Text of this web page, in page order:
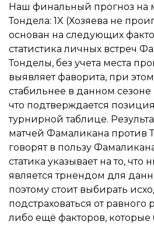
Наш финальный прогноз на
Тондела: 1X (Хозяева не
основан на следующих
статистика личных встреч
Тонделы, без учета места
выявляет фаворита, при
стабильнее в данном
что подтверждается
турнирной таблице.
матчей Фамаликана против
говорят в пользу
статика указывает на то, что
является трнендом для
поэтому стоит выбирать
подстраховаться от равного
либо ещё факторов, которые